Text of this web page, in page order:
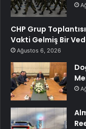
CHP Grup
Vakti Gelmiş Bir
Ağustos 6, 2026